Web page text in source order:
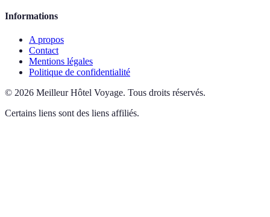
Informations
A propos
Contact
Mentions légales
Politique de confidentialité
© 2026 Meilleur Hôtel Voyage. Tous droits réservés.
Certains liens sont des liens affiliés.